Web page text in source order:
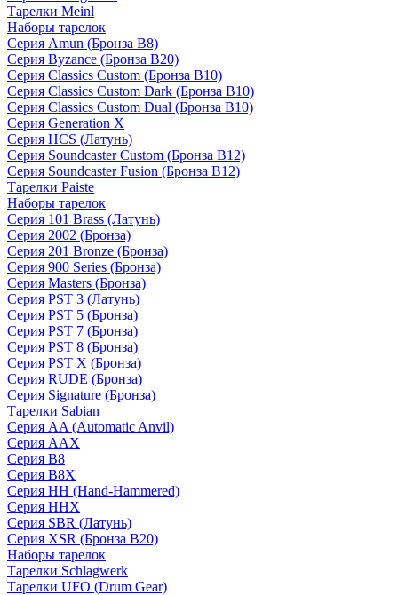
Тарелки Meinl
Наборы тарелок
Серия Amun (Бронза B8)
Серия Byzance (Бронза B20)
Серия Classics Custom (Бронза B10)
Серия Classics Custom Dark (Бронза B10)
Серия Classics Custom Dual (Бронза B10)
Серия Generation X
Серия HCS (Латунь)
Серия Soundcaster Custom (Бронза B12)
Серия Soundcaster Fusion (Бронза B12)
Тарелки Paiste
Наборы тарелок
Серия 101 Brass (Латунь)
Серия 2002 (Бронза)
Серия 201 Bronze (Бронза)
Серия 900 Series (Бронза)
Серия Masters (Бронза)
Серия PST 3 (Латунь)
Серия PST 5 (Бронза)
Серия PST 7 (Бронза)
Серия PST 8 (Бронза)
Серия PST X (Бронза)
Серия RUDE (Бронза)
Серия Signature (Бронза)
Тарелки Sabian
Серия AA (Automatic Anvil)
Серия AAX
Серия B8
Серия B8X
Серия HH (Hand-Hammered)
Серия HHX
Серия SBR (Латунь)
Серия XSR (Бронза B20)
Наборы тарелок
Тарелки Schlagwerk
Тарелки UFO (Drum Gear)